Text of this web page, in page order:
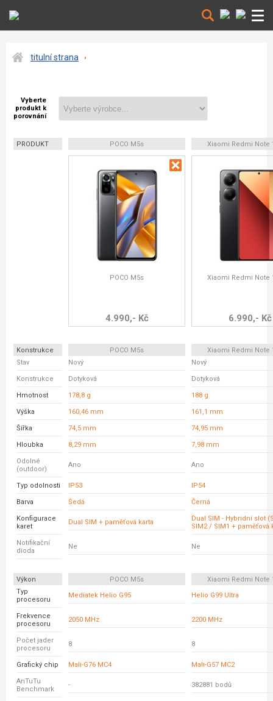
titulní strana
Vyberte
produkt k
porovnání
PRODUKT POCO M5s Xiaomi Redmi Note
POCO M5s
4.990,- Kč
Xiaomi Redmi Note
6.990,- Kč
Konstrukce POCO M5s
Xiaomi Redmi Note
Stav
Nový Nový
Konstrukce Dotyková Dotyková
Hmotnost 178,8 g 188 g
Výška 160,46 mm 161,1 mm
Šířka 74,5 mm 74,95 mm
Hloubka 8,29 mm 7,98 mm
Odolné
(outdoor)
Ano Ano
Typ odolnosti IP53 IP54
Barva Šedá Černá
Konfigurace
karet
Dual SIM + paměťová karta
Dual SIM - Hybridní slot
SIM2 / SIM1 + paměťová
Notifikační
dioda
Ne Ne
Výkon POCO M5s
Xiaomi Redmi Note
Typ
procesoru
Mediatek Helio G95 Helio G99 Ultra
Frekvence
procesoru
2050 MHz 2200 MHz
Počet jader
procesoru
8 8
Grafický chip Mali-G76 MC4 Mali-G57 MC2
AnTuTu
Benchmark
- 382881 bodů